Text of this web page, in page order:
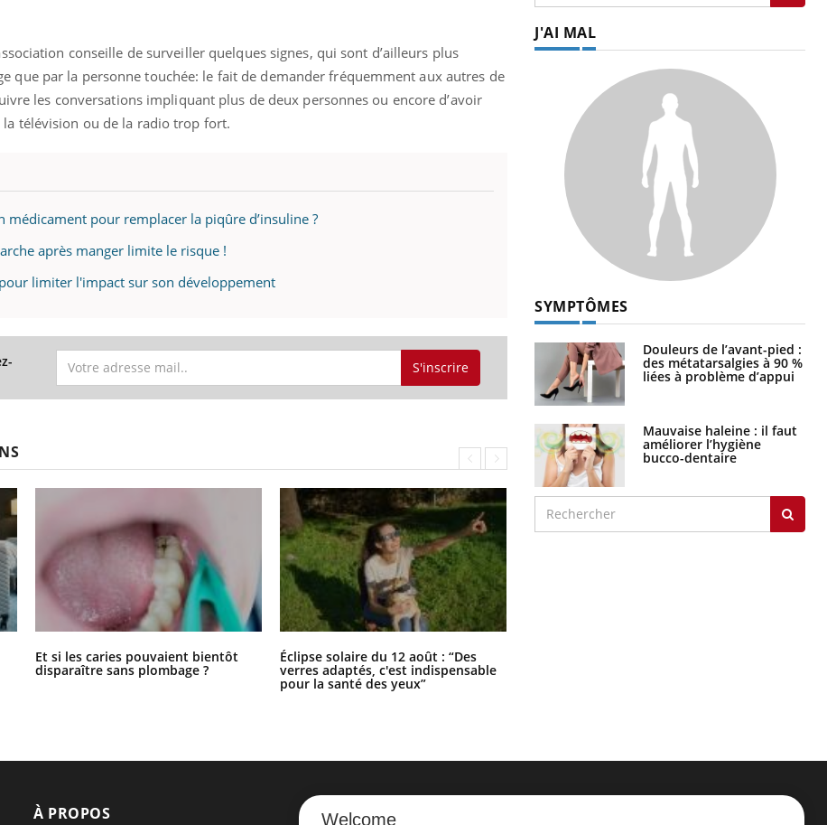
conseille de surveiller quelques signes, qui sont d’ailleurs plus
que par la personne touchée: le fait de demander fréquemment aux autres de
les conversations impliquant plus de deux personnes ou encore d’avoir
la télévision ou de la radio trop fort.
médicament pour remplacer la piqûre d’insuline ?
après manger limite le risque !
limiter l'impact sur son développement
S'inscrire
Et si les caries pouvaient bientôt
disparaître sans plombage ?
Éclipse solaire du 12 août : “Des
verres adaptés, c'est indispensable
pour la santé des yeux”
J'AI MAL
SYMPTÔMES
Douleurs de l’avant-pied :
des métatarsalgies à 90 %
liées à problème d’appui
Mauvaise haleine : il faut
améliorer l’hygiène
bucco-dentaire
À PROPOS NEWSLETTER
Welcome